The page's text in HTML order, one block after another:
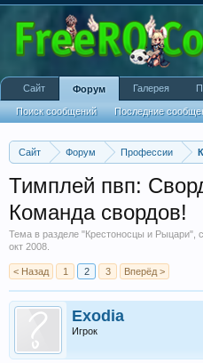
Сайт Форум Профессии
Тимплей пвп:
Команда свордов!
Тема в разделе "Крестоносцы и Рыцари",
окт 2008
< Назад 1 2 3 Вперёд >
Exodia
Игрок
Сайт Форум
Поиск сообщений Последние
Галерея